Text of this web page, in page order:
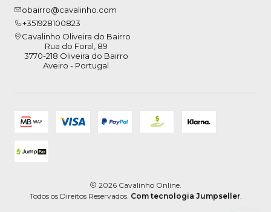
obairro@cavalinho.com
+351928100823
Cavalinho Oliveira do Bairro
Rua do Foral, 89
3770-218 Oliveira do Bairro
Aveiro - Portugal
2026 Cavalinho Online.
Todos os Direitos Reservados. Com tecnologia Jumpseller.